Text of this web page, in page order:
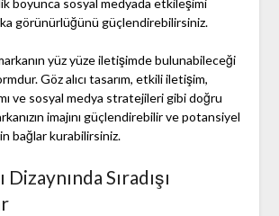
boyunca sosyal medyada etkileşimi
görünürlüğünü güçlendirebilirsiniz.
yüz yüze iletişimde bulunabileceği
Göz alıcı tasarım, etkili iletişim,
ve sosyal medya stratejileri gibi doğru
imajını güçlendirebilir ve potansiyel
bağlar kurabilirsiniz.
Dizaynında Sıradışı